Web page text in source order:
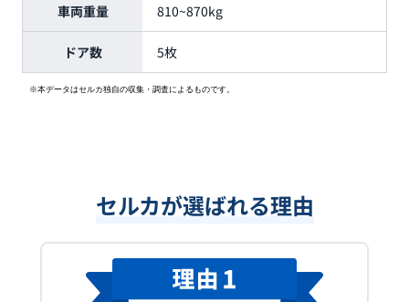
車両重量 810~870kg
ドア数 5枚
※本データはセルカ独自の収集・調査によるものです。
セルカが選ばれる理由